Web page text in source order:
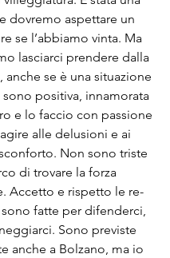
dovremo aspettare un
se l’abbiamo vinta. Ma
lasciarci prendere dalla
anche se è una situazione
sono positiva, innamorata
e lo faccio con passione
alle delusioni e ai
Non sono triste
di trovare la forza
Accetto e rispetto le re-
fatte per difenderci,
Sono previste
anche a Bolzano, ma io